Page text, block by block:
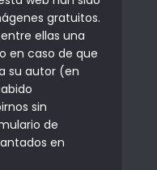
gratuitos.
ellas una
en caso de que
su autor (en
sin
de
en